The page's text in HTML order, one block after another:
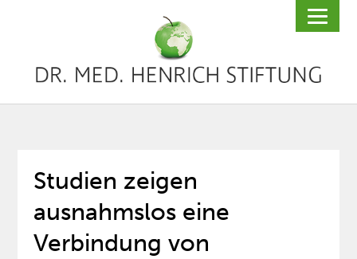
Studien zeigen
ausnahmslos eine
Verbindung von